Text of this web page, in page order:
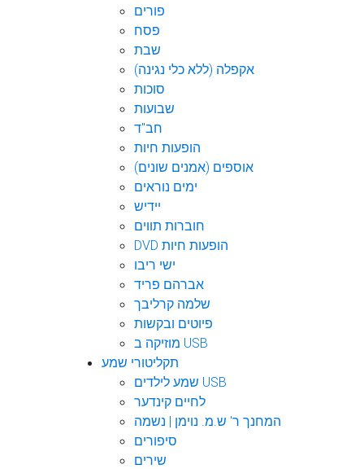
פורים
פסח
שבת
אקפלה (ללא כלי נגינה)
סוכות
שבועות
חב"ד
הופעות חיות
אוספים (אמנים שונים)
ימים נוראים
יידיש
חוברות תווים
DVD הופעות חיות
ישי ריבו
אברהם פריד
שלמה קרליבך
פיוטים ובקשות
מוזיקה ב USB
תקליטורי שמע
שמע לילדים USB
לחיים קינדער
המחנך ר' ש.מ. נוימן | נשמה
סיפורים
שירים